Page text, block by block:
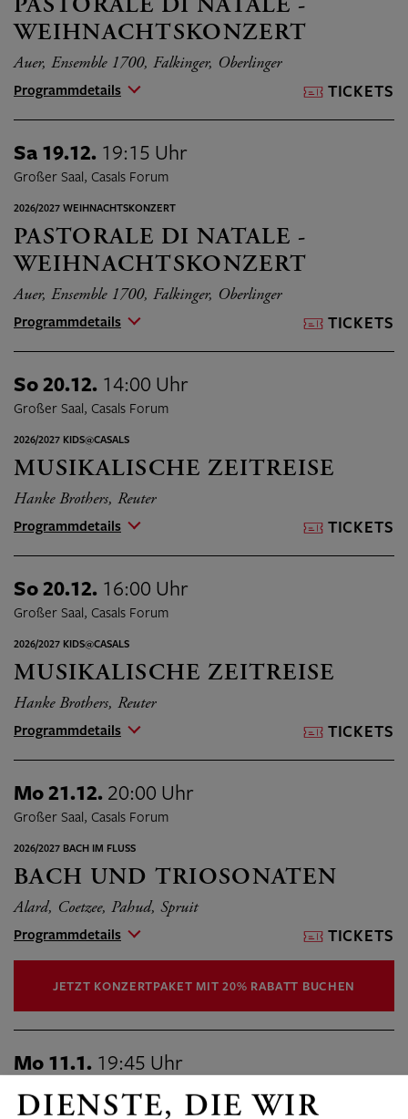
PASTORALE DI NATALE -
WEIHNACHTSKONZERT
Auer, Ensemble 1700, Falkinger, Oberlinger
Programmdetails TICKETS
Sa 19.12. 19:15 Uhr
Großer Saal, Casals Forum
2026/2027 WEIHNACHTSKONZERT
PASTORALE DI NATALE -
WEIHNACHTSKONZERT
Auer, Ensemble 1700, Falkinger, Oberlinger
Programmdetails TICKETS
So 20.12. 14:00 Uhr
Großer Saal, Casals Forum
2026/2027 KIDS@CASALS
MUSIKALISCHE ZEITREISE
Hanke Brothers, Reuter
Programmdetails TICKETS
So 20.12. 16:00 Uhr
Großer Saal, Casals Forum
2026/2027 KIDS@CASALS
MUSIKALISCHE ZEITREISE
Hanke Brothers, Reuter
Programmdetails TICKETS
Mo 21.12. 20:00 Uhr
Großer Saal, Casals Forum
2026/2027 BACH IM FLUSS
BACH UND TRIOSONATEN
Alard, Coetzee, Pahud, Spruit
Programmdetails TICKETS
JETZT KONZERTPAKET MIT 20% RABATT BUCHEN
Mo 11.1. 19:45 Uhr
DIENSTE, DIE WIR